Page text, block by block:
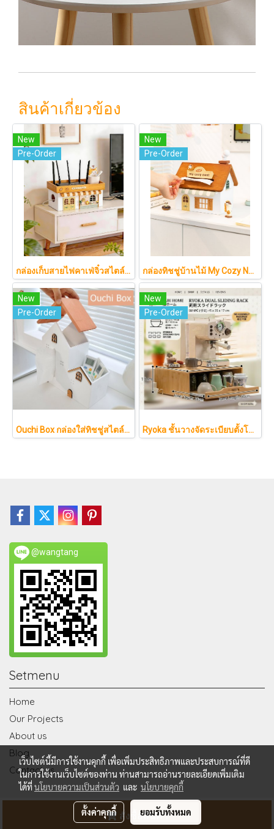
สั่งซื้อสินค้า
สินค้าเกี่ยวข้อง
New
Pre-Order
กล่องเก็บสายไฟคาเฟ่จิ๋วสไตล์ญี่ปุ่นมินิมอล ซ่อนเร้าเตอร์และปลั๊กไฟให้ห้องดูละมุนเหมือนยกคาเฟ่จากโตเกียวมาไว้ที่บ้าน
New
Pre-Order
กล่องทิชชู่บ้านไม้ My Cozy Nest สไตล์มินิมอล นอร์ดิก ของแต่งบ้านรูปบ้าน ขนมปัง เบเกอรี่ กล่องใส่กระดาษทิชชู่แบบตั้งโต๊ะ ฝาเปิดแม่เหล็ก เติมกระดาษง่าย
New
Pre-Order
Ouchi Box กล่องใส่ทิชชู่สไตล์มินิมอล ทรงบ้านญี่ปุ่น พร้อมช่องเก็บรีโมทจัดระเบียบโต๊ะ
New
Pre-Order
Ryoka ชั้นวางจัดระเบียบตั้งโต๊ะ 2 ชั้น สไตล์มินิมอล-ญี่ปุ่น ลิ้นชักเลื่อน ลิ้นชักเก็บแก้ว วัสดุไม้ธรรมชาติ ไม่ต้องประกอบ ประหยัดพื้นที่เคาน์เตอร์
@wangtang
Setmenu
Home
Our Projects
About us
Blog
Contact us
© Copyright 2020 All Rights Reserved. wangtangdecor.com
เว็บไซต์นี้มีการใช้งานคุกกี้ เพื่อเพิ่มประสิทธิภาพและประสบการณ์ที่ดี
ในการใช้งานเว็บไซต์ของท่าน ท่านสามารถอ่านรายละเอียดเพิ่มเติม
ได้ที่นโยบายความเป็นส่วนตัว และ นโยบายคุกกี้
ตั้งค่าคุกกี้ ยอมรับทั้งหมด